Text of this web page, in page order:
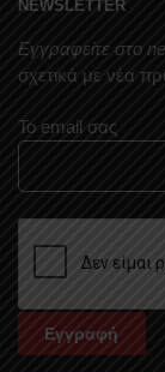
NEWSLETTER
Εγγραφείτε στο
σχετικά με νέα
Το email σας